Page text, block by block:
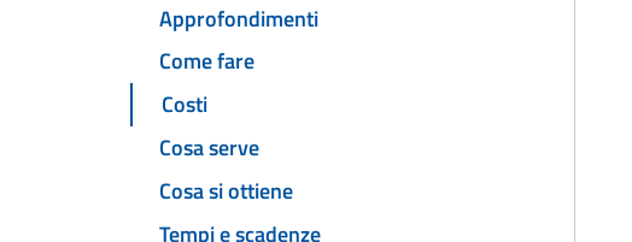
Approfondimenti
Come fare
Costi
Cosa serve
Cosa si ottiene
Tempi e scadenze